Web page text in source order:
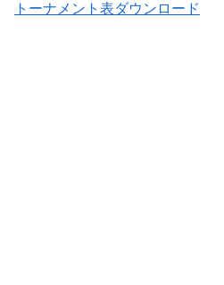
トーナメント表ダウンロード